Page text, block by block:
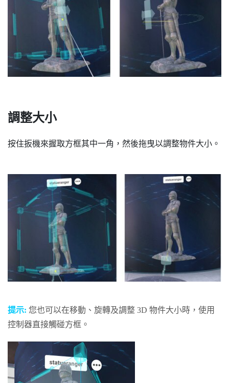
調整大小
按住扳機來握取方框其中一角，然後拖曳以調整物件大小。
提示: 您也可以在移動、旋轉及調整 3D 物件大小時，使用
控制器直接觸碰方框。